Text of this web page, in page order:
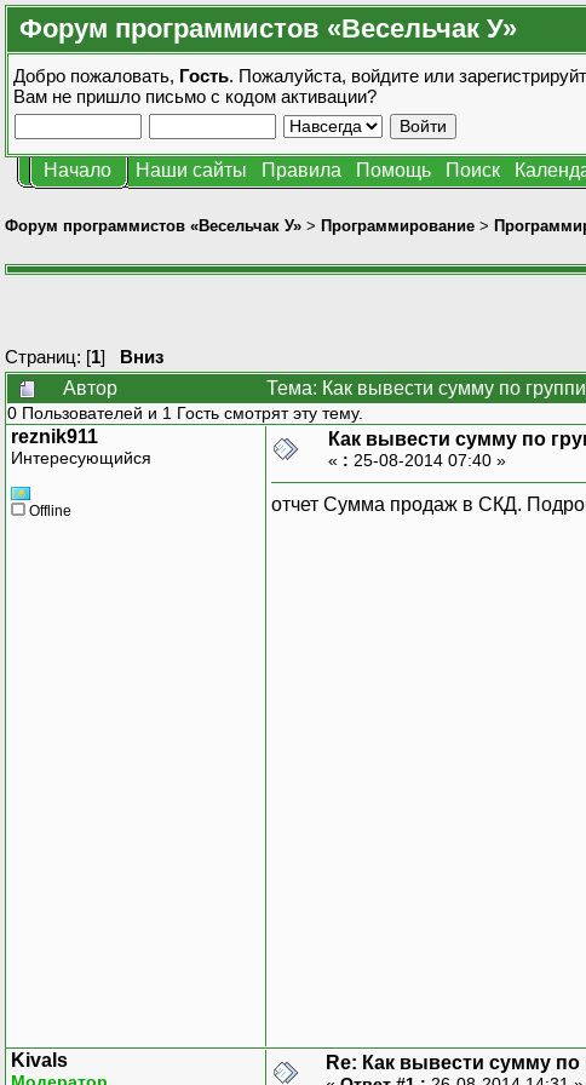
Форум программистов «Весельчак У»
Добро пожаловать, Гость. Пожалуйста, войдите или
Вам не пришло письмо с кодом активации?
Начало Наши сайты Правила Помощь Поиск
Форум программистов «Весельчак У» > Программирование >
Страниц: [1] Вниз
Автор
Тема: Как вывести сумму по
0 Пользователей и 1 Гость смотрят эту тему.
reznik911
Интересующийся
Offline
Как вывести сумму по
« : 25-08-2014 07:40 »
отчет Сумма продаж в СКД.
Kivals
Модератор
Re: Как вывести сумму